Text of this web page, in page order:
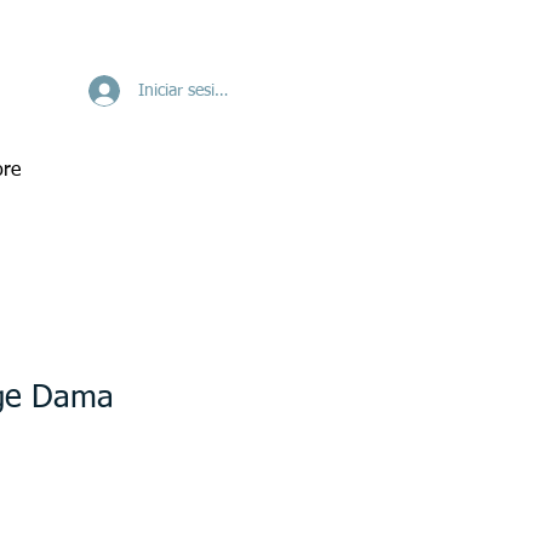
Iniciar sesión
Dama